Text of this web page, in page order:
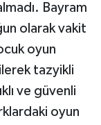
Bayram
olarak vakit
oyun
tazyikli
ve güvenli
oyun